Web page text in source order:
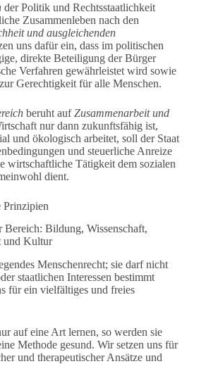
der Politik und Rechtsstaatlichkeit
Zusammenleben nach den
und ausgleichenden
uns dafür ein, dass im politischen
direkte Beteiligung der Bürger
Verfahren gewährleistet wird sowie
Gerechtigkeit für alle Menschen.
beruht aufZusammenarbeit und
nur dann zukunftsfähig ist,
und ökologisch arbeitet, soll der Staat
und steuerliche Anreize
wirtschaftliche Tätigkeit dem sozialen
dient.
Prinzipien
Bildung, Wissenschaft,
und Kultur
Menschenrecht; sie darf nicht
staatlichen Interessen bestimmt
für ein vielfältiges und freies
auf eine Art lernen, so werden sie
Methode gesund. Wir setzen uns für
und therapeutischer Ansätze und